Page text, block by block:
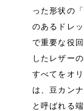
った形状の
のあるドレ
で重要な役
したレザー
すべてをオ
は、豆カン
と呼ばれる